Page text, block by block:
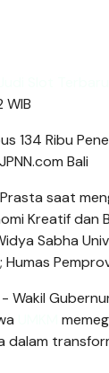
WIB
saat
Kreatif dan
Sabha
- Wakil
dalam